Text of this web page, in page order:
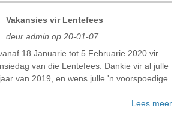
Vakansies vir Lentefees
deur admin op 20-01-07
18 Januarie tot 5 Februarie 2020 vir
van die Lentefees. Dankie vir al julle
van 2019, en wens julle 'n voorspoedige
Lees meer